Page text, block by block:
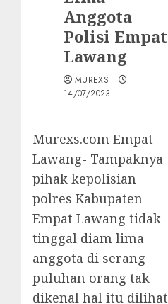
Anggota
Polisi Empat
Lawang
MUREXS
14/07/2023
Murexs.com Empat
Lawang- Tampaknya
pihak kepolisian
polres Kabupaten
Empat Lawang tidak
tinggal diam lima
anggota di serang
puluhan orang tak
dikenal hal itu dilihat